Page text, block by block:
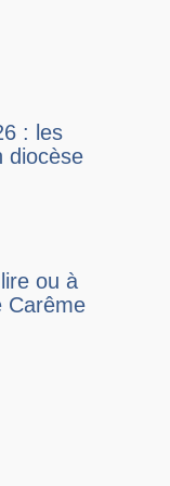
: les
diocèse
ou à
Carême